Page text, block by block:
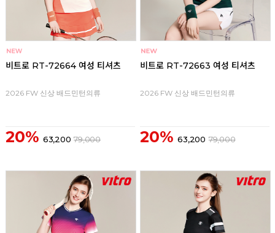
비트로 RT-72664 여성 티셔츠
2026 FW 신상 배드민턴의류
20% 63,200 79,000
비트로 RT-72663 여성 티셔츠
2026 FW 신상 배드민턴의류
20% 63,200 79,000